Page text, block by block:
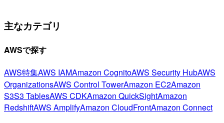
主なカテゴリ
AWSで探す
AWS特集AWS IAMAmazon CognitoAWS Security HubAWS
OrganizationsAWS Control TowerAmazon EC2Amazon
S3S3 TablesAWS CDKAmazon QuickSightAmazon
RedshiftAWS AmplifyAmazon CloudFrontAmazon Connect